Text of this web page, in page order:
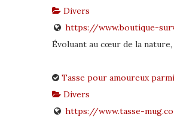
Divers
https://www.boutique-
Évoluant au cœur de la
Tasse pour amoureux
Divers
https://www.tasse-